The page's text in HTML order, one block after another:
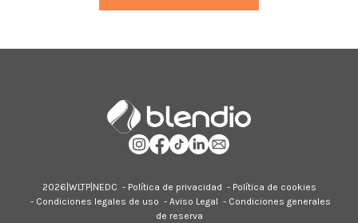
2026| WLTP| NEDC - Política de privacidad - Política de cookies
- Condiciones legales de uso - Aviso Legal - Condiciones generales
de reserva